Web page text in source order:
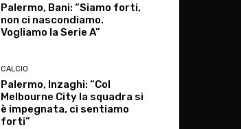
Palermo, Bani: “Siamo forti,
non ci nascondiamo.
Vogliamo la Serie A”
CALCIO
Palermo, Inzaghi: “Col
Melbourne City la squadra si
è impegnata, ci sentiamo
forti”